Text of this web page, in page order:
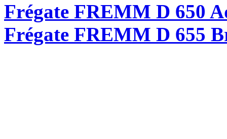
Frégate FREMM D 650
Frégate FREMM D 655